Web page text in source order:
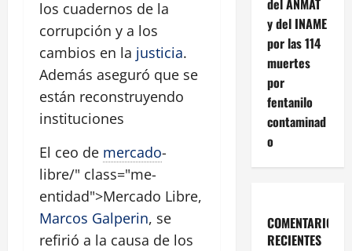
los cuadernos de la
corrupción y a los
cambios en la justicia.
Además aseguró que se
están reconstruyendo
instituciones
El ceo de mercado-
libre/" class="me-
entidad">Mercado Libre,
Marcos Galperin, se
refirió a la causa de los
y del INAME
por las 114
muertes
por
fentanilo
contaminad
o
COMENTARIOS
RECIENTES